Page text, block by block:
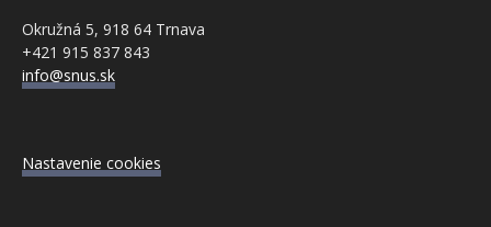
Okružná 5, 918 64 Trnava
+421 915 837 843
info@snus.sk
Nastavenie cookies